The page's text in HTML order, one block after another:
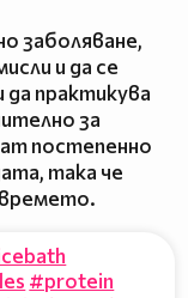
заболяване,
и да се
да практикува
за
постепенно
така че
времето.
#protein